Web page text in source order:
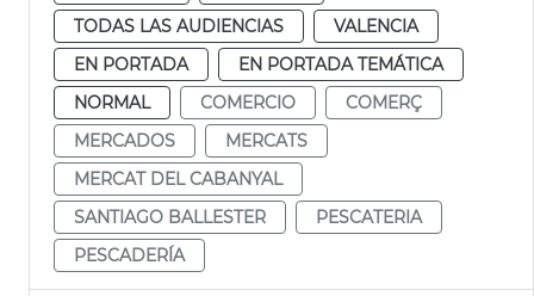
TODAS LAS AUDIENCIAS
VALENCIA
EN PORTADA
EN PORTADA TEMÁTICA
NORMAL
COMERCIO
COMERÇ
MERCADOS
MERCATS
MERCAT DEL CABANYAL
SANTIAGO BALLESTER
PESCATERIA
PESCADERÍA